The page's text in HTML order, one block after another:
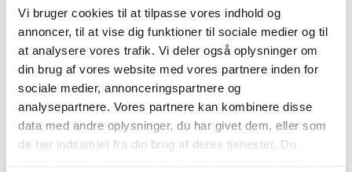
Vi bruger cookies til at tilpasse vores indhold og
annoncer, til at vise dig funktioner til sociale medier og til
at analysere vores trafik. Vi deler også oplysninger om
din brug af vores website med vores partnere inden for
sociale medier, annonceringspartnere og
analysepartnere. Vores partnere kan kombinere disse
data med andre oplysninger, du har givet dem, eller som
de har indsamlet fra din brug af deres tjenester. Du
Tilmeld dig ugentligt nyhedsbrev
Ønsker du at modtage kommende White Papers om praktisk
ledelse og bestyrelsesarbejde og vores gratis ugentlige